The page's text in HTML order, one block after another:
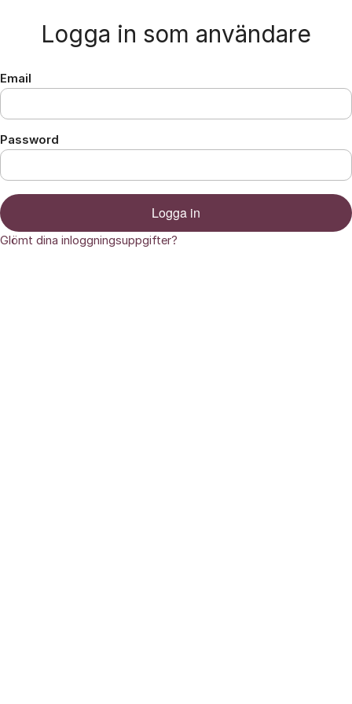
Logga in som användare
Email
Password
Logga in
Glömt dina inloggningsuppgifter?